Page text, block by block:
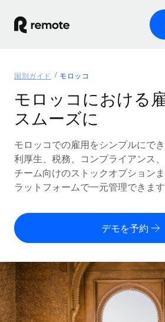
グローバル雇用
グローバル給与処理
コンプライアンス対応の給与処理を手
Employer of Record（EOR）
グローバル展開をコストをかけずに実
Contractor of Record
世界中の契約社員と法令を遵守して契
世界中の契約社員をオンボーディング
PEO
複雑な雇用関連業務を外部委託
ソリューション
各国の制度に対応
国別ガイド
/国別のグローバル雇用支援を検索する
Remoteを他社と比較
成長の段階
スタートアップ
リソース
ツールと計算ツール
従業員コスト計算ツール
契約社員の報酬計算ツール
グローバルな契約社員向けに、通貨オ
ドを確認する
価格
English
Nederlands
Français
ログイン
国別ガイド モロッコ
モロッコにおける
スムーズに
モロッコでの雇用をシンプルにで
利厚生、税務、コンプライアンス
チーム向けのストックオプション
ラットフォームで一元管理できます
デモを予約